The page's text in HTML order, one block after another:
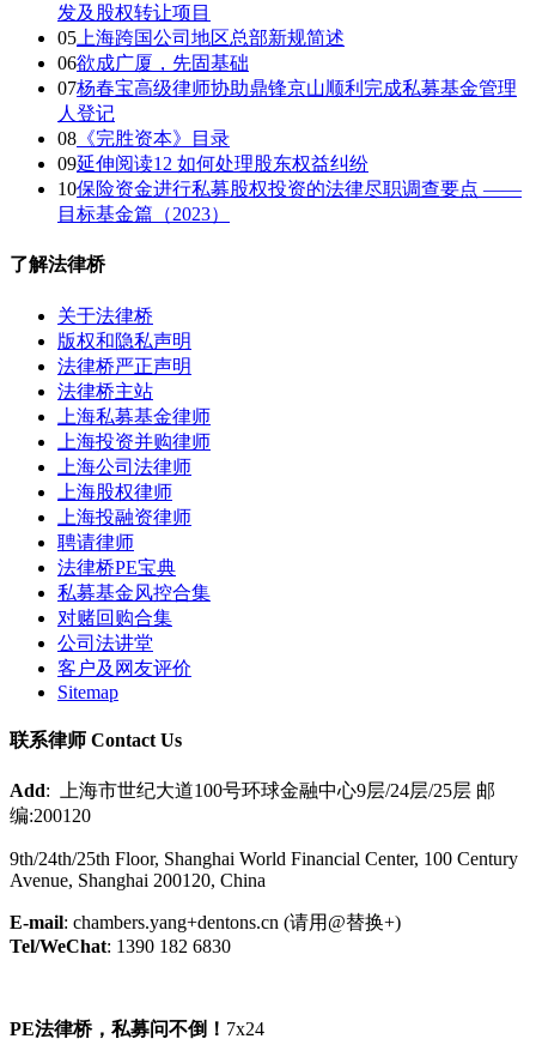
发及股权转让项目
05 上海跨国公司地区总部新规简述
06欲成广厦，先固基础
07杨春宝高级律师协助鼎锋京山顺利完成私募基金管理
人登记
08 《完胜资本》目录
09延伸阅读12 如何处理股东权益纠纷
10保险资金进行私募股权投资的法律尽职调查要点 ——
目标基金篇（2023）
了解法律桥
关于法律桥
版权和隐私声明
法律桥严正声明
法律桥主站
上海私募基金律师
上海投资并购律师
上海公司法律师
上海股权律师
上海投融资律师
聘请律师
法律桥PE宝典
私募基金风控合集
对赌回购合集
公司法讲堂
客户及网友评价
Sitemap
联系律师 Contact Us
Add: 上海市世纪大道100号环球金融中心9层/24层/25层 邮
编:200120
9th/24th/25th Floor, Shanghai World Financial Center, 100 Century
Avenue, Shanghai 200120, China
E-mail: chambers.yang+dentons.cn (请用@替换+)
Tel/WeChat: 1390 182 6830
PE法律桥，私募问不倒！ 7x24